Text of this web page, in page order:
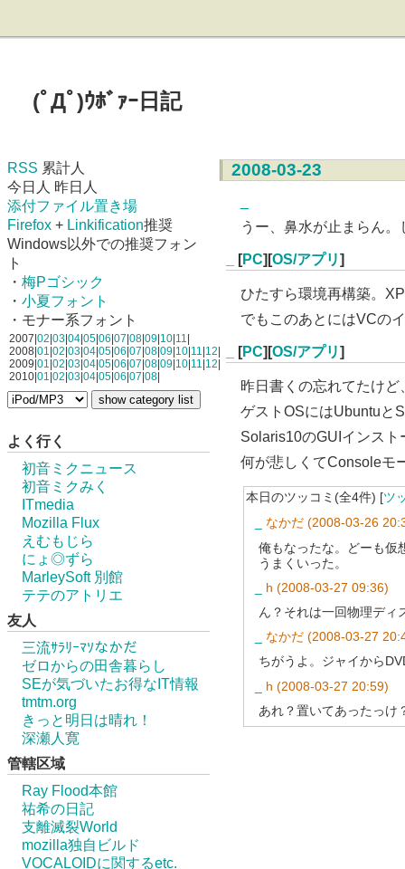
(ﾟДﾟ)ｳﾎﾞｧｰ日記
RSS 累計人
今日人 昨日人
添付ファイル置き場
Firefox + Linkification推奨
Windows以外での推奨フォン
ト
・ 梅Pゴシック
・ 小夏フォント
・モナー系フォント
2007| 02 03 04 05 06 07 08 09 10 11
2008| 01 02 03 04 05 06 07 08 09 10 11 12
2009| 01 02 03 04 05 06 07 08 09 10 11 12
2010| 01 02 03 04 05 06 07 08
よく行く
初音ミクニュース
初音ミクみく
ITmedia
Mozilla Flux
えむもじら
にょ◎ずら
MarleySoft 別館
テテのアトリエ
友人
三流ｻﾗﾘｰﾏｿなかだ
ゼロからの田舎暮らし
SEが気づいたお得なIT情報
tmtm.org
きっと明日は晴れ！
深瀬人寛
管轄区域
Ray Flood本館
祐希の日記
支離滅裂World
mozilla独自ビルド
VOCALOIDに関するetc.
2008-03-23
うー、鼻水が止まらん
[PC][OS/アプリ]
ひたすら環境再構築。
でもこのあとにはVCの
[PC][OS/アプリ]
昨日書くの忘れてたけ
ゲストOSにはUbuntuと
Solaris10のGUIインス
何が悲しくてConsoleモ
本日のツッコミ(全4件) [ツ
なかだ (2008-03-26
俺もなったな。どーも仮
うまくいった。
h (2008-03-27 09:36)
ん？それは一回物理ディ
なかだ (2008-03-27
ちがうよ。ジャイから
h (2008-03-27 20:59)
あれ？置いてあったっけ